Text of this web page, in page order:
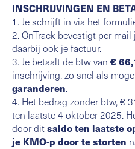
INSCHRIJVINGEN EN
1. Je schrijft in via het
2. OnTrack bevestigt per
daarbij ook je factuur.
3. Je betaalt de btw van €
inschrijving, zo snel als
garanderen.
4. Het bedrag zonder btw, €
ten laatste 4 oktober 2025.
door ditsaldo ten laatste
je KMO-p door te storten